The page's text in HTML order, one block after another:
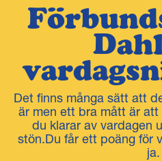
Det finns många sätt att
är men ett bra mått är
du klarar av vardagen
stön.Du får ett poäng för
ja.